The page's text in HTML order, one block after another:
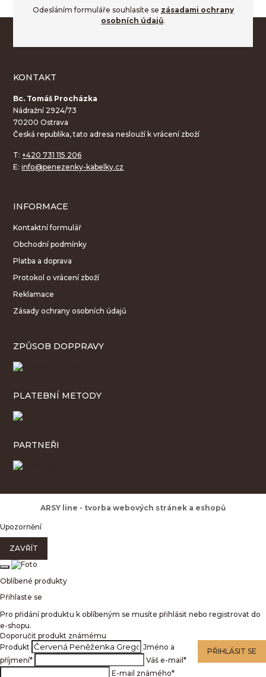
Odesláním formuláře souhlasíte se zásadami ochrany
osobních údajů.
KONTAKT
Bc. Tomáš Procházka
Nádražní 2924/73
70200 Ostrava
Česká republika, tato adresa neslouží k vrácení zboží
T:+420 731 115 206
E:info@penezenky-kabelky.cz
INFORMACE
Kontaktní formulář
Obchodní podmínky
Platba a doprava
Protokol o vrácení zboží
Reklamace
Zásady ochrany osobních údajů
ZPŮSOB DOPPRAVY
PLATEBNÍ METODY
PARTNEŘI
ARSY line - tvorba webových stránek a eshopů
Upozornění
ZAVŘÍT
Oblíbené produkty
Přihlaste se
Pro přidání produktu k oblíbeným se musíte přihlásit nebo registrovat do
e-shopu.
PŘIHLÁSIT SE
Doporučit produkt známému
Produkt
Jméno a
příjmení* Váš e-mail *
E-mail známého*